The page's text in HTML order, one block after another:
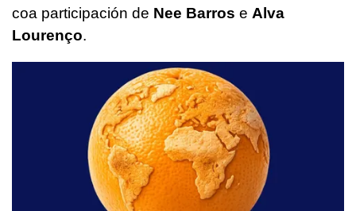
coa participación de Nee Barros e Alva
Lourenço.